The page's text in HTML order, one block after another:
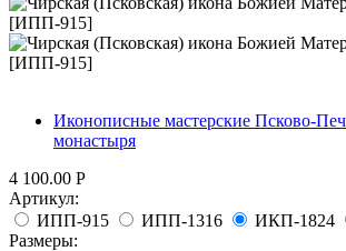
Иконописные мастерские Псково-
монастыря
4 100.00 Р
Артикул:
ИПП-915
ИПП-1316 ИКП-1824
Размеры: